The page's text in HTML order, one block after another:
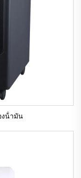
งน้ํามัน